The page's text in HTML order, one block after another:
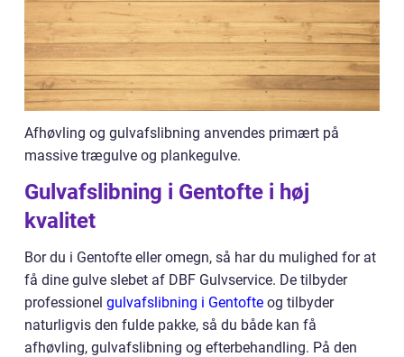
Afhøvling og gulvafslibning anvendes primært på
massive trægulve og plankegulve.
Gulvafslibning i Gentofte i høj
kvalitet
Bor du i Gentofte eller omegn, så har du mulighed for at
få dine gulve slebet af DBF Gulvservice. De tilbyder
professionel gulvafslibning i Gentofte og tilbyder
naturligvis den fulde pakke, så du både kan få
afhøvling, gulvafslibning og efterbehandling. På den